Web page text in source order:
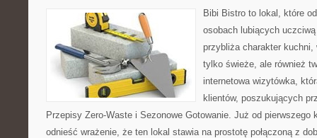
Bibi Bistro to lokal, które
osobach lubiących
przybliża charakter
tylko świeże, ale również
internetowa wizytówka,
klientów, poszukujących
Przepisy Zero-Waste i Sezonowe Gotowanie. Już od pierwszego
odnieść wrażenie, że ten lokal stawia na prostotę połączoną z